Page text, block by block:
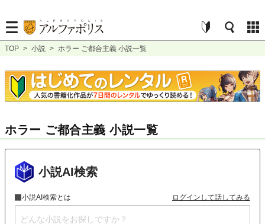
TOP > 小説 > ホラー ご都合主義 小説一覧
ホラー ご都合主義 小説一覧
小説AI検索
小説AI検索とは ログインして話してみる